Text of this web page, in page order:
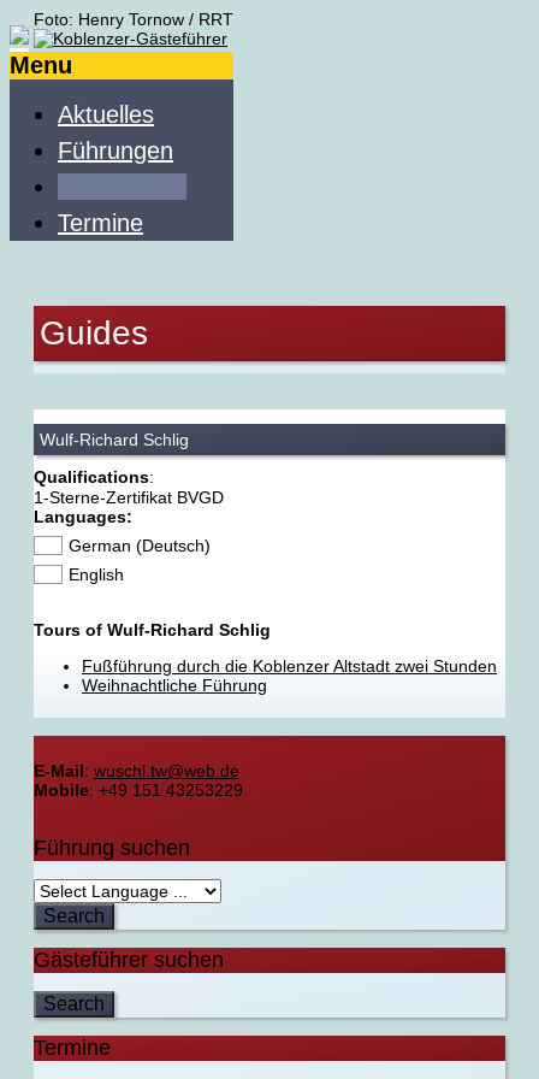
Foto: Henry Tornow / RRT
Menu
Aktuelles
Führungen
Termine
Guides
Wulf-Richard Schlig
Qualifications:
1-Sterne-Zertifikat BVGD
Languages:
German (Deutsch)
English
Tours of Wulf-Richard Schlig
Fußführung durch die Koblenzer Altstadt zwei Stunden
Weihnachtliche Führung
E-Mail: wuschl.tw@web.de
Mobile: +49 151 43253229
Führung suchen
Gästeführer suchen
Termine